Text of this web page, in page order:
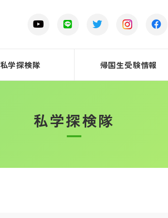
私学探検隊 帰国生受験情報
私学探検隊